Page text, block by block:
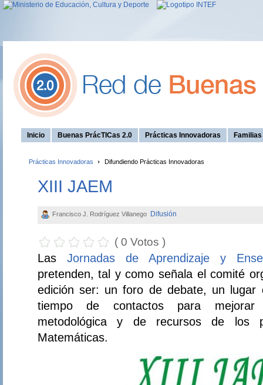
Inicio Buenas PrácTICas 2.0 Prácticas Innovadoras
Prácticas Innovadoras Difundiendo Prácticas Innovadoras
XIII JAEM
Francisco J. Rodríguez Villanego Difusión
( 0 Votos )
Las Jornadas de Aprendizaje y
pretenden, tal y como señala el comité
edición ser: un foro de debate, un lugar
tiempo de contactos para mejorar
metodológica y de recursos de los
Matemáticas.